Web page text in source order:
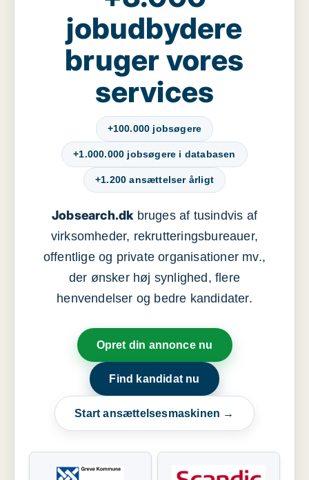
jobudbydere
bruger vores
services
+100.000 jobsøgere
+1.000.000 jobsøgere i databasen
+1.200 ansættelser årligt
Jobsearch.dkbruges af tusindvis af
virksomheder, rekrutteringsbureauer,
offentlige og private organisationer mv.,
der ønsker høj synlighed, flere
henvendelser og bedre kandidater.
Opret din annonce nu
Find kandidat nu
Start ansættelsesmaskinen →